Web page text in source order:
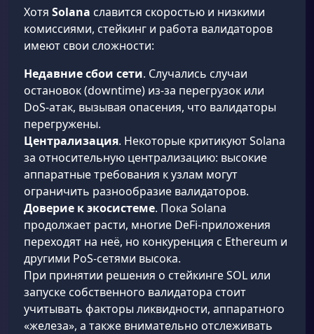
Хотя Solana славится скоростью и низкими
комиссиями, стейкинг и работа валидаторов
имеют свои сложности:
Недавние сбои сети. Случались случаи
остановок (downtime) из-за перегрузок или
DoS-атак, вызывая опасения, что валидаторы
перегружены.
Централизация. Некоторые критикуют Solana
за относительную централизацию: высокие
аппаратные требования к узлам могут
ограничить разнообразие валидаторов.
Доверие к экосистеме. Пока Solana
продолжает расти, многие DeFi-приложения
переходят на неё, но конкуренция с Ethereum и
другими PoS-сетями высока.
При принятии решения о стейкинге SOL или
запуске собственного валидатора стоит
учитывать факторы ликвидности, аппаратного
«железа», а также внимательно отслеживать